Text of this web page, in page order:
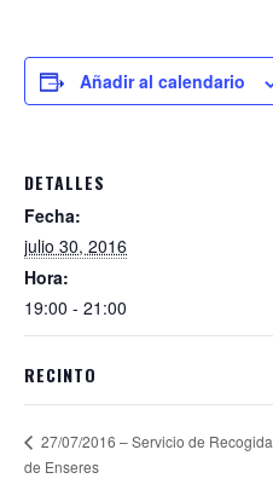
Añadir al calendario
DETALLES
Fecha:
julio 30, 2016
Hora:
19:00 - 21:00
RECINTO
27/07/2016 – Servicio de Recogida
de Enseres